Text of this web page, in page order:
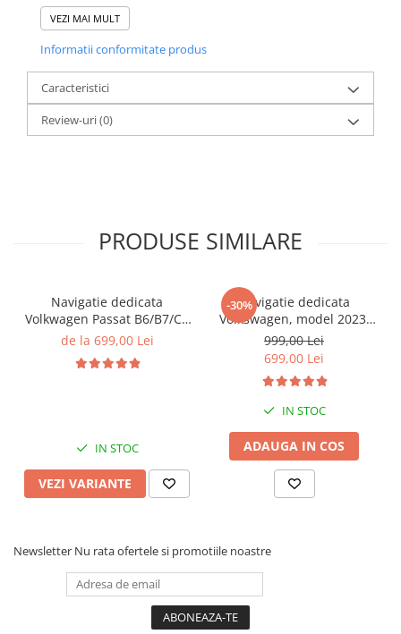
VEZI MAI MULT
Informatii conformitate produs
Caracteristici
Review-uri(0)
PRODUSE SIMILARE
Navigatie dedicata
Volkwagen Passat B6/B7/CC
Gri, 4GB RAM 64GB ROM,
Display QLED 10", DSP,
de la 699,00 Lei
IN STOC
VEZI VARIANTE
-30%Navigatie dedicata
Volkswagen, model 2023,
4GB RAM 64GB ROM,
Quadcore, Android 14,
Carplay&Android Auto,
Suport camere AHD
999,00 Lei
699,00 Lei
IN STOC
ADAUGA IN COS
Newsletter Nu rata ofertele si promotiile noastre